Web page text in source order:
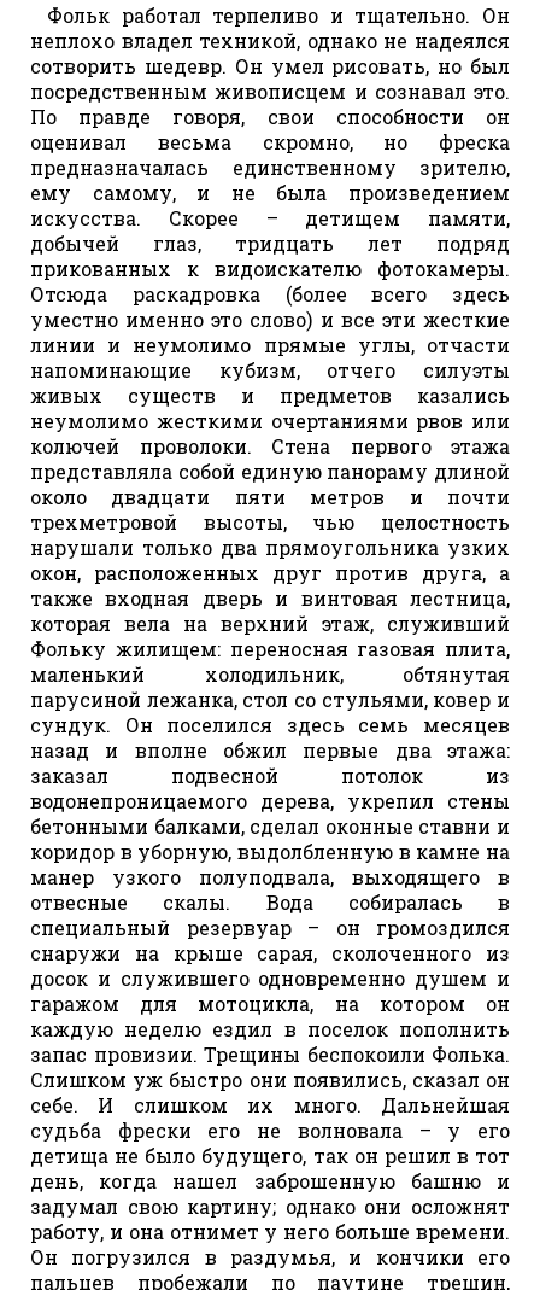
Фольк работал терпеливо и тщательно. Он
неплохо владел техникой, однако не надеялся
сотворить шедевр. Он умел рисовать, но был
посредственным живописцем и сознавал это.
По правде говоря, свои способности он
оценивал весьма скромно, но фреска
предназначалась единственному зрителю,
ему самому, и не была произведением
искусства. Скорее – детищем памяти,
добычей глаз, тридцать лет подряд
прикованных к видоискателю фотокамеры.
Отсюда раскадровка (более всего здесь
уместно именно это слово) и все эти жесткие
линии и неумолимо прямые углы, отчасти
напоминающие кубизм, отчего силуэты
живых существ и предметов казались
неумолимо жесткими очертаниями рвов или
колючей проволоки. Стена первого этажа
представляла собой единую панораму длиной
около двадцати пяти метров и почти
трехметровой высоты, чью целостность
нарушали только два прямоугольника узких
окон, расположенных друг против друга, а
также входная дверь и винтовая лестница,
которая вела на верхний этаж, служивший
Фольку жилищем: переносная газовая плита,
маленький холодильник, обтянутая
парусиной лежанка, стол со стульями, ковер и
сундук. Он поселился здесь семь месяцев
назад и вполне обжил первые два этажа:
заказал подвесной потолок из
водонепроницаемого дерева, укрепил стены
бетонными балками, сделал оконные ставни и
коридор в уборную, выдолбленную в камне на
манер узкого полуподвала, выходящего в
отвесные скалы. Вода собиралась в
специальный резервуар – он громоздился
снаружи на крыше сарая, сколоченного из
досок и служившего одновременно душем и
гаражом для мотоцикла, на котором он
каждую неделю ездил в поселок пополнить
запас провизии. Трещины беспокоили Фолька.
Слишком уж быстро они появились, сказал он
себе. И слишком их много. Дальнейшая
судьба фрески его не волновала – у его
детища не было будущего, так он решил в тот
день, когда нашел заброшенную башню и
задумал свою картину; однако они осложнят
работу, и она отнимет у него больше времени.
Он погрузился в раздумья, и кончики его
пальцев пробежали по паутине трещин,